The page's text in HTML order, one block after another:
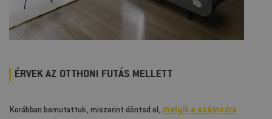
ÉRVEK AZ OTTHONI FUTÁS MELLETT
Korábban bemutattuk, miszerint döntsd el, melyik a számodra